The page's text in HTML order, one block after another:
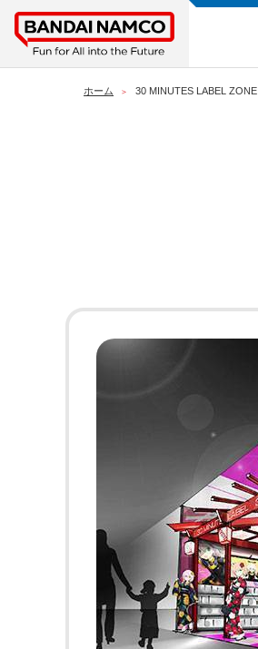
ホーム 30 MINUTES LABEL ZONE